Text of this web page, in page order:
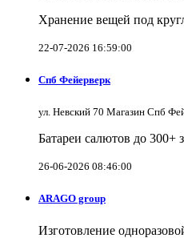
Хранение вещей под
22-07-2026 16:59:00
Спб Фейерверк
ул. Невский 70 Магазин Спб
Батареи салютов до 300+
26-06-2026 08:46:00
ARAGO group
Изготовление